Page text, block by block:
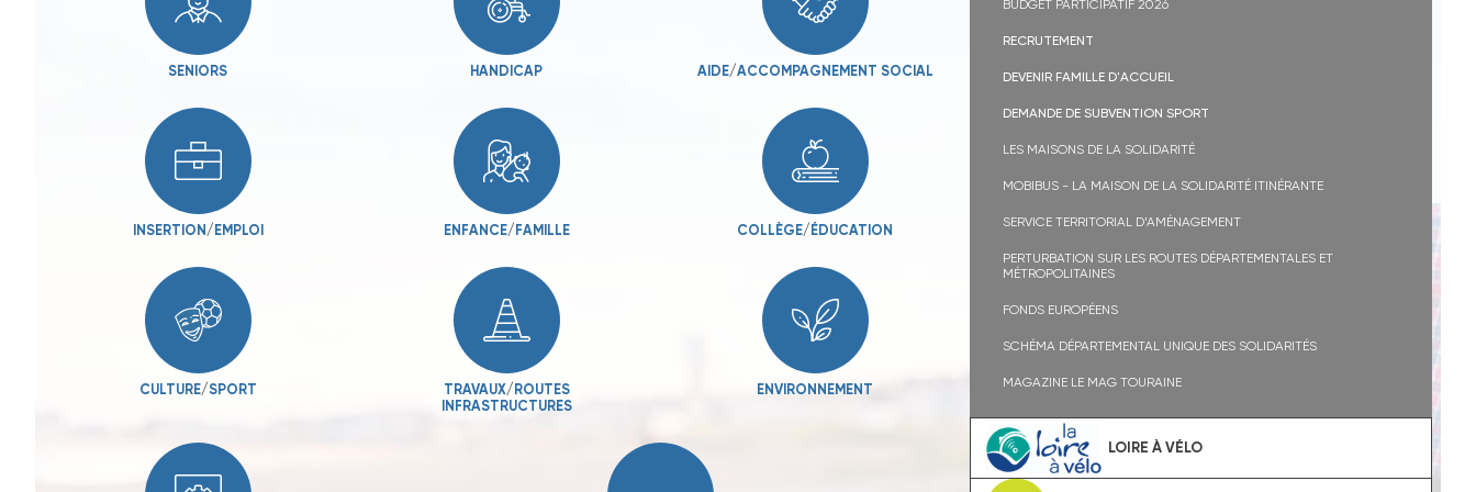
SENIORS HANDICAP AIDE/ACCOMPAGNEMENT SOCIAL
INSERTION / EMPLOI ENFANCE/ FAMILLE COLLÈGE/ ÉDUCATION
CULTURE/SPORT TRAVAUX/ ROUTES
INFRASTRUCTURES
ENVIRONNEMENT
BUDGET PARTICIPATIF 2026
RECRUTEMENT
DEVENIR FAMILLE D'ACCUEIL
DEMANDE DE SUBVENTION SPORT
LES MAISONS DE LA SOLIDARITÉ
MOBIBUS - LA MAISON DE LA SOLIDARITÉ ITINÉRANTE
SERVICE TERRITORIAL D’AMÉNAGEMENT
PERTURBATION SUR LES ROUTES DÉPARTEMENTALES ET
MÉTROPOLITAINES
FONDS EUROPÉENS
SCHÉMA DÉPARTEMENTAL UNIQUE DES SOLIDARITÉS
MAGAZINE LE MAG TOURAINE
LOIRE À VÉLO